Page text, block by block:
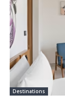
Destinations